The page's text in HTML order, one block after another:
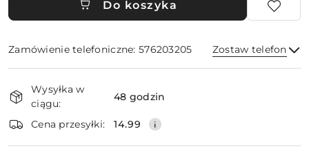
Do koszyka
Zamówienie telefoniczne: 576203205 Zostaw telefon
i
dostawa
Wysyłka w
ciągu:
48 godzin
Cena przesyłki: 14.99